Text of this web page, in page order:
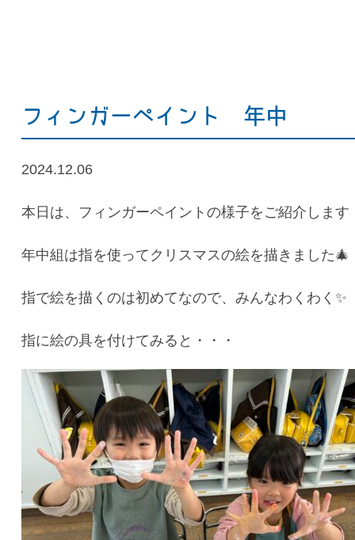
フィンガーペイント 年中
2024.12.06
本日は、フィンガーペイントの様子をご紹介します
年中組は指を使ってクリスマスの絵を描きました🎄
指で絵を描くのは初めてなので、みんなわくわく✨
指に絵の具を付けてみると・・・